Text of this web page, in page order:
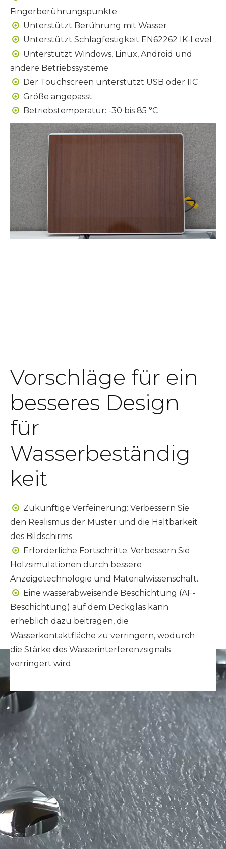
Fingerberührungspunkte
 Unterstützt Berührung mit Wasser
 Unterstützt Schlagfestigkeit EN62262 IK-Level
 Unterstützt Windows, Linux, Android und
andere Betriebssysteme
 Der Touchscreen unterstützt USB oder IIC
 Größe angepasst
 Betriebstemperatur: -30 bis 85 °C
Vorschläge für ein
besseres Design
für
Wasserbeständig
keit
 Zukünftige Verfeinerung: Verbessern Sie
den Realismus der Muster und die Haltbarkeit
des Bildschirms.
 Erforderliche Fortschritte: Verbessern Sie
Holzsimulationen durch bessere
Anzeigetechnologie und Materialwissenschaft.
 Eine wasserabweisende Beschichtung (AF-
Beschichtung) auf dem Deckglas kann
erheblich dazu beitragen, die
Wasserkontaktfläche zu verringern, wodurch
die Stärke des Wasserinterferenzsignals
verringert wird.